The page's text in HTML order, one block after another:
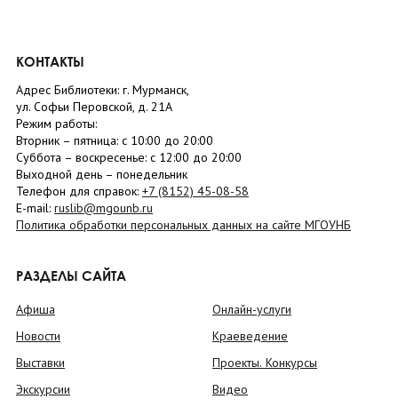
КОНТАКТЫ
Адрес Библиотеки: г. Мурманск,
ул. Софьи Перовской, д. 21А
Режим работы:
Вторник – пятница: с 10:00 до 20:00
Суббота – воскресенье: c 12:00 до 20:00
Выходной день – понедельник
Телефон для справок: +7 (8152) 45-08-58
E-mail: ruslib@mgounb.ru
Политика обработки персональных данных на сайте МГОУНБ
РАЗДЕЛЫ САЙТА
Афиша
Новости
Выставки
Экскурсии
Онлайн-услуги
Краеведение
Проекты. Конкурсы
Видео